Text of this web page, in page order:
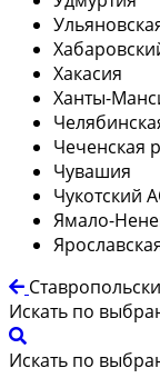
Хакасия
Ханты-
Чеченская
Чувашия
Чукотский
Ямало-
Искать по
Искать по